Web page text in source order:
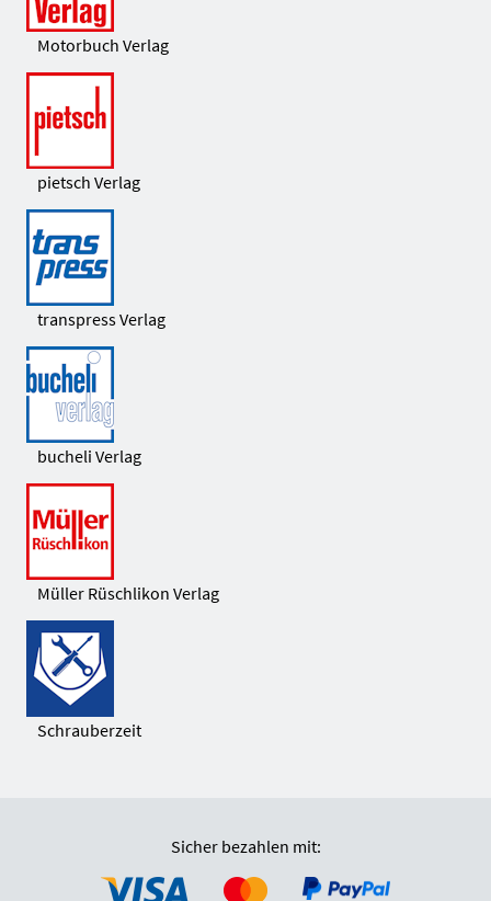
Motorbuch Verlag
pietsch Verlag
transpress Verlag
bucheli Verlag
Müller Rüschlikon Verlag
Schrauberzeit
Sicher bezahlen mit: